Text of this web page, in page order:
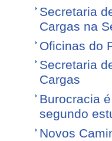
Secretaria
Cargas na
Oficinas do
Secretaria
Cargas
Burocracia
segundo
Novos